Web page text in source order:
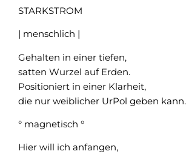
STARKSTROM
| menschlich |
Gehalten in einer tiefen,
satten Wurzel auf Erden.
Positioniert in einer Klarheit,
die nur weiblicher UrPol geben kann.
° magnetisch °
Hier will ich anfangen,